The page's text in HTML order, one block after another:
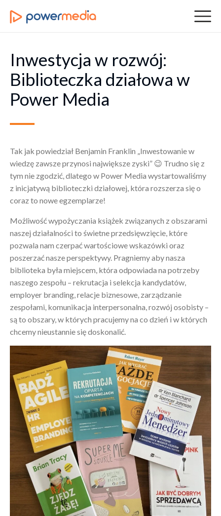
Inwestycja w rozwój:
Biblioteczka działowa w
Power Media
Tak jak powiedział Benjamin Franklin „Inwestowanie w
wiedzę zawsze przynosi największe zyski” 😉 Trudno się z
tym nie zgodzić, dlatego w Power Media wystartowaliśmy
z inicjatywą biblioteczki działowej, która rozszerza się o
coraz to nowe egzemplarze!
Możliwość wypożyczania książek związanych z obszarami
naszej działalności to świetne przedsięwzięcie, które
pozwala nam czerpać wartościowe wskazówki oraz
poszerzać nasze perspektywy. Pragniemy aby nasza
biblioteka była miejscem, która odpowiada na potrzeby
naszego zespołu – rekrutacja i selekcja kandydatów,
employer branding, relacje biznesowe, zarządzanie
zespołami, komunikacja interpersonalna, rozwój osobisty –
są to obszary, w których pracujemy na co dzień i w których
chcemy nieustannie się doskonalić.